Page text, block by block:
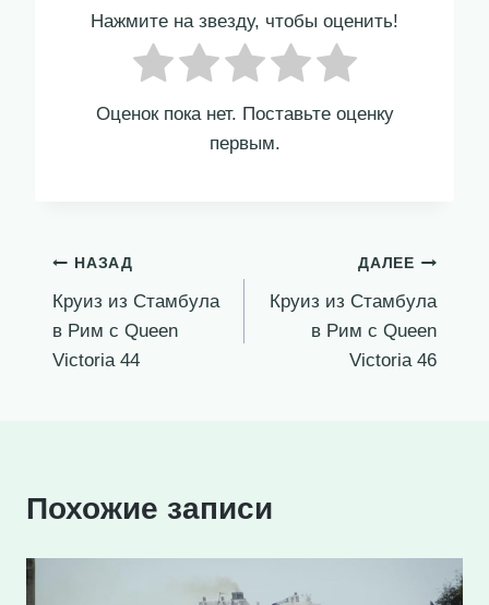
Нажмите на звезду, чтобы оценить!
Оценок пока нет. Поставьте оценку
первым.
Навигация
по
записям
НАЗАД
Круиз из Стамбула
в Рим с Queen
Victoria 44
ДАЛЕЕ
Круиз из Стамбула
в Рим с Queen
Victoria 46
Похожие записи